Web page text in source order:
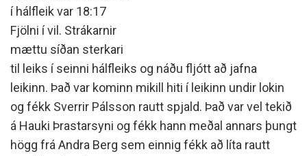
í hálfleik var 18:17
Fjölni í vil. Strákarnir
mættu síðan sterkari
til leiks í seinni hálfleiks og náðu fljótt að jafna
leikinn. Það var kominn mikill hiti í leikinn undir lokin
og fékk Sverrir Pálsson rautt spjald. Það var vel tekið
á Hauki Þrastarsyni og fékk hann meðal annars þungt
högg frá Andra Berg sem einnig fékk að líta rautt